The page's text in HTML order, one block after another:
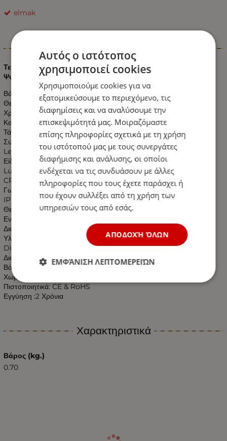
elmak
Πληροφορίες
Τεχνικά χαρακτηριστικά Λαμπτήρας Led E27 20 Watt 230V
Ψυχρό Λευκό:
Βάση : E27
Θερμοκρασία Χρώματος : 6400K
Χρώμα Φωτισμού : Ψυχρό Λευκό
Κατανάλωση : 20 Watt
Τάση Εισόδου : 175-265 V AC
Συχνότητα λειτουργίας: : 50-60Hz
Led brand Chip : Epistar
Είδος LED: SMD 2835
Lumens: 1650
CRI (Ra>) : 80
Γωνία Δέσμης : 270°
IP : 20
Θερμοκρασία Λειτουργίας : -20℃～45℃
Ενεργειακή κλάση: A+
Διάρκεια ζωής: 25000 ώρες.
Υλικό κατασκευής : Αλουμίνιο & Πλαστικό
Dimming : ΟΧΙ
Διάσταση : ø80*150mm
Βάρος : 0.080 kgr
Χωρίς UV και IR Ακτινοβολία
Πιστοποιητικά: CE & RoHS
Εγγύηση :2 Χρόνια
Χαρακτηριστικά
Βάρος (kg.)
0.70
Αυτός ο ιστότοπος
χρησιμοποιεί cookies
Χρησιμοποιούμε cookies για να
εξατομικεύσουμε το περιεχόμενο, τις
διαφημίσεις και να αναλύσουμε την
επισκεψιμότητά μας. Μοιραζόμαστε
επίσης πληροφορίες σχετικά με τη χρήση
του ιστότοπού μας με τους συνεργάτες
διαφήμισης και ανάλυσης, οι οποίοι
ενδέχεται να τις συνδυάσουν με άλλες
πληροφορίες που τους έχετε παράσχει ή
που έχουν συλλέξει από τη χρήση των
υπηρεσιών τους από εσάς.
ΑΠΟΔΟΧΉ ΌΛΩΝ
ΕΜΦΆΝΙΣΗ ΛΕΠΤΟΜΕΡΕΙΏΝ